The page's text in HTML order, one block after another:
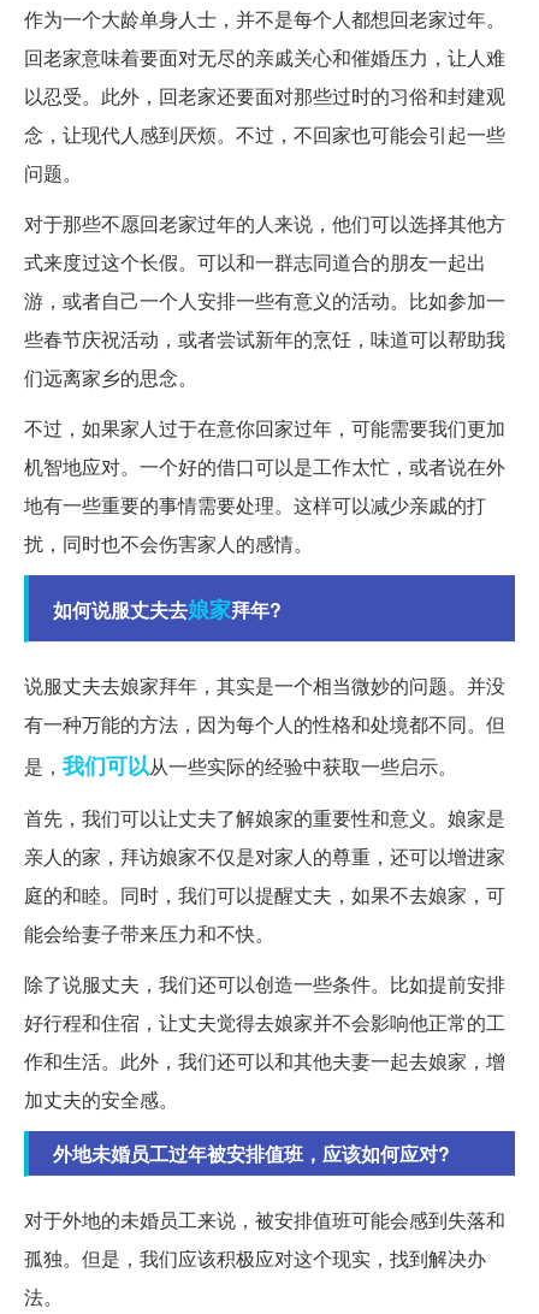
作为一个大龄单身人士，并不是每个人都想回老家过年。
回老家意味着要面对无尽的亲戚关心和催婚压力，让人难
以忍受。此外，回老家还要面对那些过时的习俗和封建观
念，让现代人感到厌烦。不过，不回家也可能会引起一些
问题。
对于那些不愿回老家过年的人来说，他们可以选择其他方
式来度过这个长假。可以和一群志同道合的朋友一起出
游，或者自己一个人安排一些有意义的活动。比如参加一
些春节庆祝活动，或者尝试新年的烹饪，味道可以帮助我
们远离家乡的思念。
不过，如果家人过于在意你回家过年，可能需要我们更加
机智地应对。一个好的借口可以是工作太忙，或者说在外
地有一些重要的事情需要处理。这样可以减少亲戚的打
扰，同时也不会伤害家人的感情。
如何说服丈夫去娘家拜年?
说服丈夫去娘家拜年，其实是一个相当微妙的问题。并没
有一种万能的方法，因为每个人的性格和处境都不同。但
是， 我们可以从一些实际的经验中获取一些启示。
首先，我们可以让丈夫了解娘家的重要性和意义。娘家是
亲人的家，拜访娘家不仅是对家人的尊重，还可以增进家
庭的和睦。同时，我们可以提醒丈夫，如果不去娘家，可
能会给妻子带来压力和不快。
除了说服丈夫，我们还可以创造一些条件。比如提前安排
好行程和住宿，让丈夫觉得去娘家并不会影响他正常的工
作和生活。此外，我们还可以和其他夫妻一起去娘家，增
加丈夫的安全感。
外地未婚员工过年被安排值班，应该如何应对?
对于外地的未婚员工来说，被安排值班可能会感到失落和
孤独。但是，我们应该积极应对这个现实，找到解决办
法。